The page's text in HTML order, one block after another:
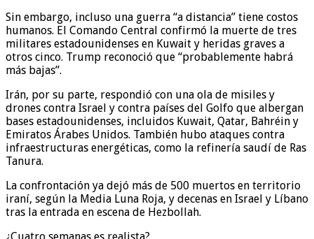
Sin embargo, incluso una guerra “a distancia” tiene costos
humanos. El Comando Central confirmó la muerte de tres
militares estadounidenses en Kuwait y heridas graves a
otros cinco. Trump reconoció que “probablemente habrá
más bajas”.
Irán, por su parte, respondió con una ola de misiles y
drones contra Israel y contra países del Golfo que albergan
bases estadounidenses, incluidos Kuwait, Qatar, Bahréin y
Emiratos Árabes Unidos. También hubo ataques contra
infraestructuras energéticas, como la refinería saudí de Ras
Tanura.
La confrontación ya dejó más de 500 muertos en territorio
iraní, según la Media Luna Roja, y decenas en Israel y Líbano
tras la entrada en escena de Hezbollah.
¿Cuatro semanas es realista?